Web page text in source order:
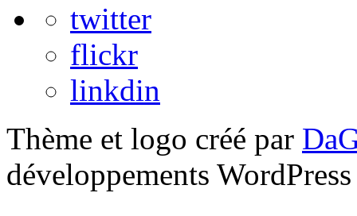
twitter
flickr
linkdin
Thème et logo créé par
développements